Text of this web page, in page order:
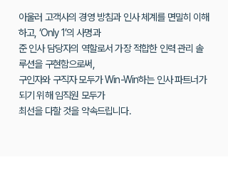
아울러 고객사의 경영 방침과 인사 체계를 면밀히 이해
하고, ‘Only 1’의 사명과
준 인사 담당자의 역할로서 가장 적합한 인력 관리 솔
루션을 구현함으로써,
구인자와 구직자 모두가 Win-Win하는 인사 파트너가
되기 위해 임직원 모두가
최선을 다할 것을 약속드립니다.